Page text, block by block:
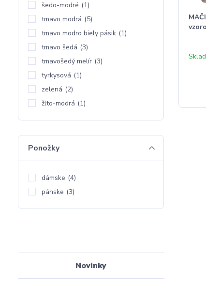
šedo-modré (1)
tmavo modrá (5)
tmavo modro biely pásik (1)
tmavo šedá (3)
tmavošedý melír (3)
tyrkysová (1)
zelená (2)
žlto-modrá (1)
Ponožky
dámske (4)
pánske (3)
Novinky